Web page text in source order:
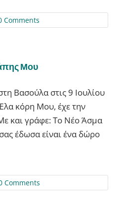
Comments
Μου
Βασούλα στις 9 Ιουλίου
κόρη Μου, έχε την
και γράφε: To Νέο Άσμα
έδωσα είναι ένα δώρο
Comments